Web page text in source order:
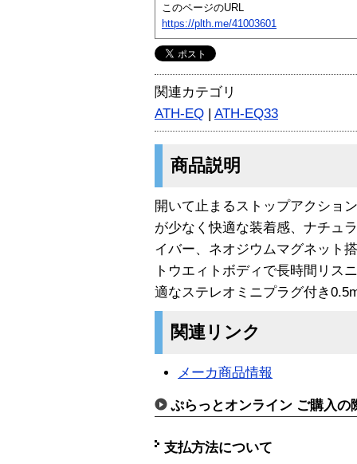
このページのURL
https://plth.me/41003601
関連カテゴリ
ATH-EQ | ATH-EQ33
商品説明
開いて止まるストップアクショ
が少なく快適な装着感、ナチュ
イバー、ネオジウムマグネット
トウエィトボディで長時間リス
適なステレオミニプラグ付き
関連リンク
メーカ商品情報
ぷらっとオンライン ご購入の
支払方法について